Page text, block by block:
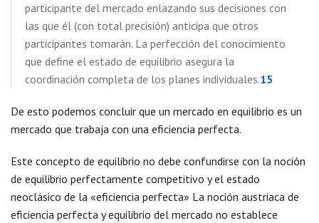
participante del mercado enlazando sus decisiones con
las que él (con total precisión) anticipa que otros
participantes tomarán. La perfección del conocimiento
que define el estado de equilibrio asegura la
coordinación completa de los planes individuales.15
De esto podemos concluir que un mercado en equilibrio es un
mercado que trabaja con una eficiencia perfecta.
Este concepto de equilibrio no debe confundirse con la noción
de equilibrio perfectamente competitivo y el estado
neoclásico de la «eficiencia perfecta» La noción austriaca de
eficiencia perfecta y equilibrio del mercado no establece